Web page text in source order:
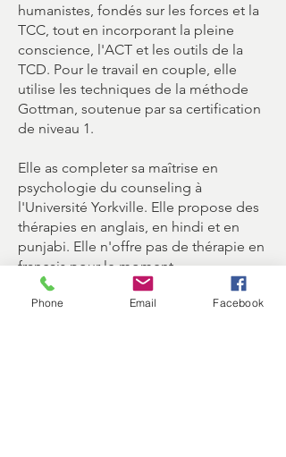
humanistes, fondés sur les forces et la
TCC, tout en incorporant la pleine
conscience, l'ACT et les outils de la
TCD. Pour le travail en couple, elle
utilise les techniques de la méthode
Gottman, soutenue par sa certification
de niveau 1.
Elle as completer sa maîtrise en
psychologie du counseling à
l'Université Yorkville. Elle propose des
thérapies en anglais, en hindi et en
punjabi. Elle n'offre pas de thérapie en
français pour le moment.
Phone Email Facebook